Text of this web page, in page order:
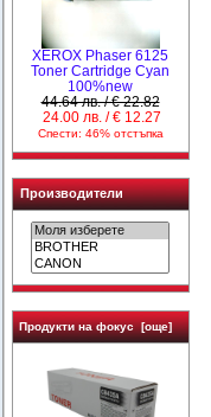
XEROX Phaser 6125
Toner Cartridge Cyan
100%new
44.64 лв. / € 22.82
24.00 лв. / € 12.27
Спести: 46% отстъпка
Производители
Продукти на фокус [още]